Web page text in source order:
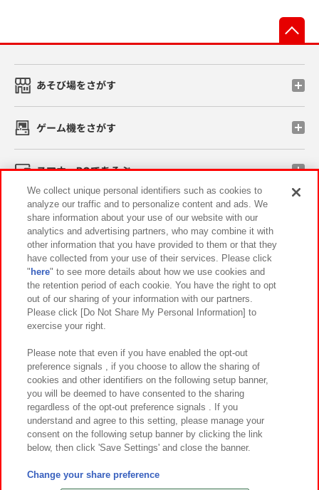
あそび場をさがす
ゲーム機をさがす
スマホ・PCであそぶ
イベント・キャンペーン
関連会社 サステナビリティ サイトポリシー
プライバシーポリシー ウェブアクセシビリティ方針と検証結果
お取引先さまとともに
カスタマーハラスメント対応方針 よくあるご質問・お問い合わせ
©Bandai Namco Amusement Inc.
©Bandai Namco Amusement Lab Inc.
We collect unique personal identifiers such as cookies to
analyze our traffic and to personalize content and ads. We
share information about your use of our website with our
analytics and advertising partners, who may combine it with
other information that you have provided to them or that they
have collected from your use of their services. Please click
" here" to see more details about how we use cookies and
the retention period of each cookie. You have the right to opt
out of our sharing of your information with our partners.
Please click [Do Not Share My Personal Information] to
exercise your right.
Please note that even if you have enabled the opt-out
preference signals , if you choose to allow the sharing of
cookies and other identifiers on the following setup banner,
you will be deemed to have consented to the sharing
regardless of the opt-out preference signals . If you
understand and agree to this setting, please manage your
consent on the following setup banner by clicking the link
below, then click 'Save Settings' and close the banner.
Change your share preference